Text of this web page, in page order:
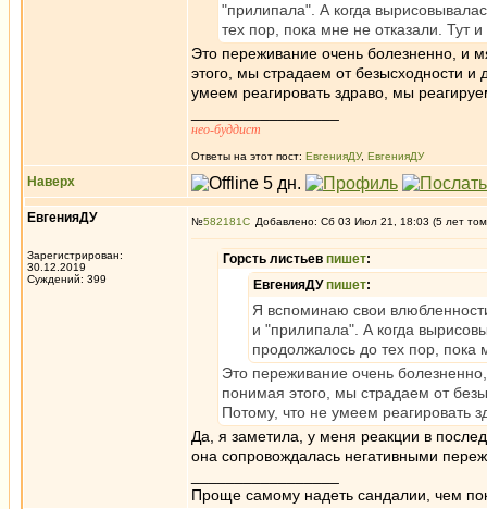
"прилипала". А когда
тех пор, пока мне не отказали. Тут
Это переживание очень болезненно, и
этого, мы страдаем от безысходности
умеем реагировать здраво, мы
нео-буддист
Ответы на этот пост: ЕвгенияДУ, ЕвгенияДУ
Наверх
ЕвгенияДУ
Зарегистрирован:
30.12.2019
Суждений: 399
№582181 Добавлено: Сб 03 Июл 21, 18:03 (5 лет
Горсть листьев пишет:
ЕвгенияДУпишет:
Я вспоминаю свои
и "прилипала". А когда
продолжалось до тех пор, пока
Это переживание очень
понимая этого, мы страдаем от
Потому, что не умеем реагировать
Да, я заметила, у меня реакции в
она сопровождалась негативными
Проще самому надеть сандалии, чем